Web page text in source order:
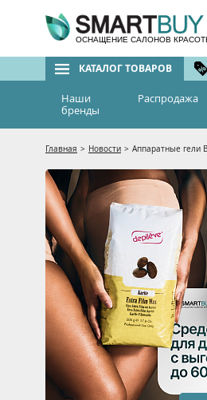
ОСНАЩЕНИЕ САЛОНОВ
КАТАЛОГ ТОВАРОВ
Наши
бренды
Распродажа
Главная > Новости > Аппаратные гели